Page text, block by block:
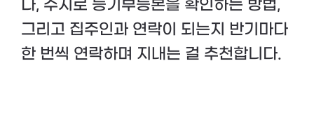
나, 수시로 등기부등본을 확인하는 방법,
그리고 집주인과 연락이 되는지 반기마다
한 번씩 연락하며 지내는 걸 추천합니다.